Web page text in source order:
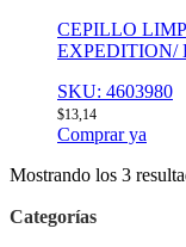
CEPILLO
EXPEDITION/
SKU: 4603980
$13,14
Comprar ya
Mostrando los 3
Categorías